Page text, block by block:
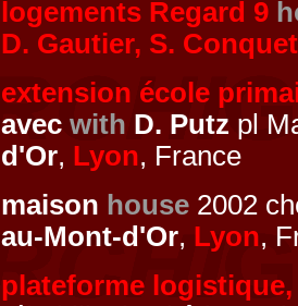
logements Regard 9
D. Gautier, S. Conquet
extension école
avec with D. Putz pl
d'Or, Lyon, France
maison house 2002
au-Mont-d'Or, Lyon,
plateforme